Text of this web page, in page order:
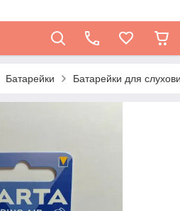
Батарейки Батарейки для